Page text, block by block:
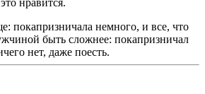
покапризничала немного, и все, что
быть сложнее: покапризничал
нет, даже поесть.